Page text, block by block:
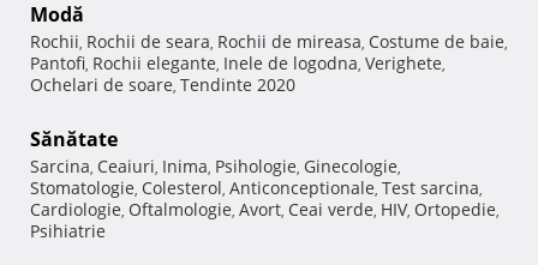
Modă
Rochii, Rochii de seara, Rochii de mireasa, Costume de baie,
Pantofi, Rochii elegante, Inele de logodna, Verighete,
Ochelari de soare, Tendinte 2020
Sănătate
Sarcina, Ceaiuri, Inima, Psihologie, Ginecologie,
Stomatologie, Colesterol, Anticonceptionale, Test sarcina,
Cardiologie, Oftalmologie, Avort, Ceai verde, HIV, Ortopedie,
Psihiatrie